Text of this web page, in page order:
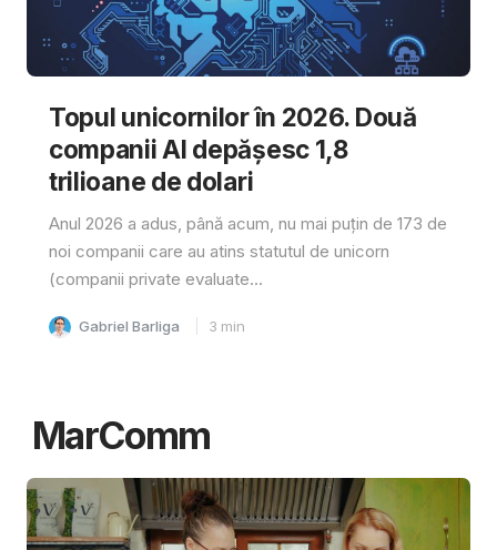
Topul unicornilor în 2026. Două
companii AI depășesc 1,8
trilioane de dolari
Anul 2026 a adus, până acum, nu mai puțin de 173 de
noi companii care au atins statutul de unicorn
(companii private evaluate...
Gabriel Barliga 3 min
MarComm